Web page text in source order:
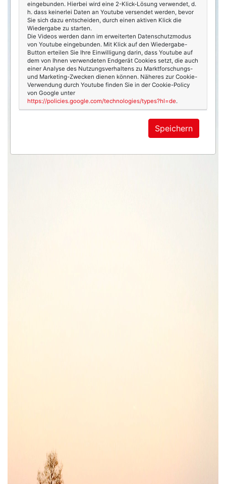
eingebunden. Hierbei wird eine 2-Klick-Lösung verwendet, d.
h. dass keinerlei Daten an Youtube versendet werden, bevor
Sie sich dazu entscheiden, durch einen aktiven Klick die
Wiedergabe zu starten.
Die Videos werden dann im erweiterten Datenschutzmodus
von Youtube eingebunden. Mit Klick auf den Wiedergabe-
Button erteilen Sie Ihre Einwilligung darin, dass Youtube auf
dem von Ihnen verwendeten Endgerät Cookies setzt, die auch
einer Analyse des Nutzungsverhaltens zu Marktforschungs-
und Marketing-Zwecken dienen können. Näheres zur Cookie-
Verwendung durch Youtube finden Sie in der Cookie-Policy
von Google unter
https://policies.google.com/technologies/types?hl=de.
Speichern